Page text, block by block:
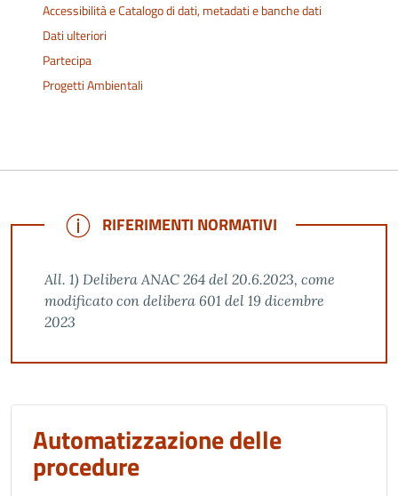
Accessibilità e Catalogo di dati, metadati e banche dati
Dati ulteriori
Partecipa
Progetti Ambientali
NOTE
RIFERIMENTI NORMATIVI
All. 1) Delibera ANAC 264 del 20.6.2023, come
modificato con delibera 601 del 19 dicembre
2023
Automatizzazione delle
procedure